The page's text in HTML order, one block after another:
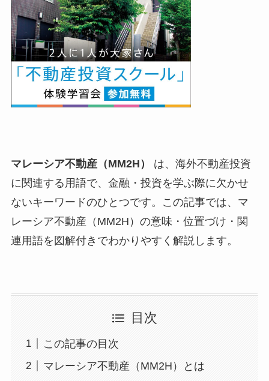
マレーシア不動産（MM2H）
は、海外不動産投資
に関連する用語で、金融・投資を学ぶ際に欠かせ
ないキーワードのひとつです。この記事では、マ
レーシア不動産（MM2H）の意味・位置づけ・関
連用語を図解付きでわかりやすく解説します。
目次
この記事の目次
マレーシア不動産（MM2H）とは